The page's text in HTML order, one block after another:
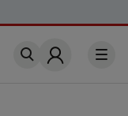
Account